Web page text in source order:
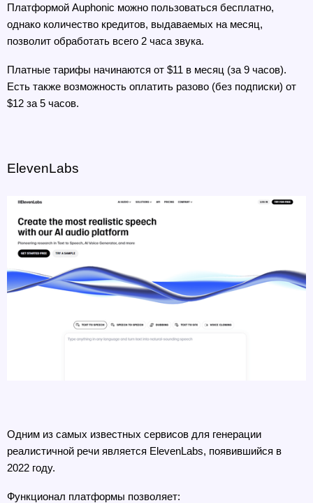
Платформой Auphonic можно пользоваться бесплатно,
однако количество кредитов, выдаваемых на месяц,
позволит обработать всего 2 часа звука.
Платные тарифы начинаются от $11 в месяц (за 9 часов).
Есть также возможность оплатить разово (без подписки) от
$12 за 5 часов.
ElevenLabs
Одним из самых известных сервисов для генерации
реалистичной речи является ElevenLabs, появившийся в
2022 году.
Функционал платформы позволяет: